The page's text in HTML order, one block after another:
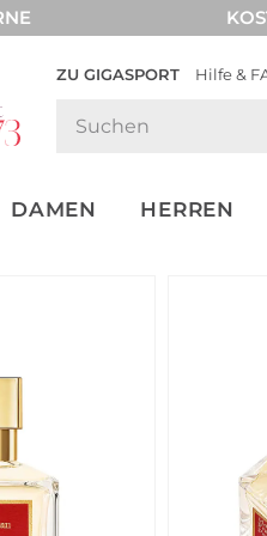
ZU GIGASPORT Hilfe &
DAMEN HERREN